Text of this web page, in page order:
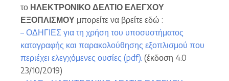
το ΗΛΕΚΤΡΟΝΙΚΟ ΔΕΛΤΙΟ ΕΛΕΓΧΟΥ
ΕΞΟΠΛΙΣΜΟΥ μπορείτε να βρείτε εδώ :
– ΟΔΗΓΙΕΣ για τη χρήση του υποσυστήματος
καταγραφής και παρακολούθησης εξοπλισμού που
περιέχει ελεγχόμενες ουσίες (pdf). (έκδοση 4.0
23/10/2019)